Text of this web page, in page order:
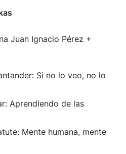
Juan Ignacio Pérez +
Si no lo veo, no lo
Aprendiendo de las
Mente humana, mente